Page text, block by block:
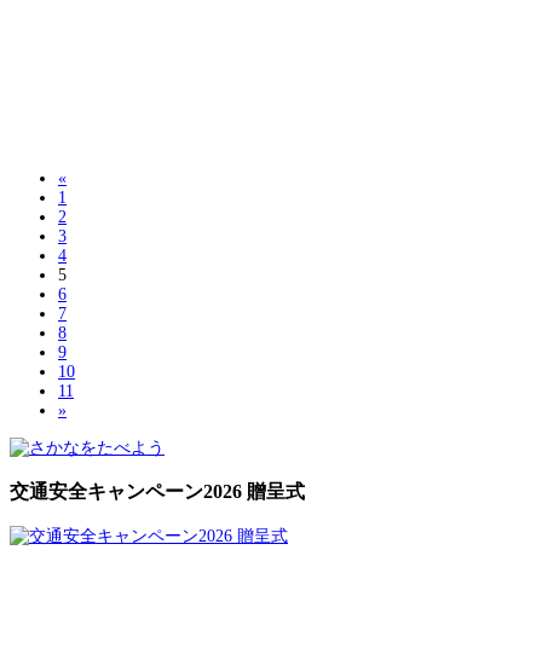
«
1
2
3
4
5
6
7
8
9
10
11
»
交通安全キャンペーン2026 贈呈式